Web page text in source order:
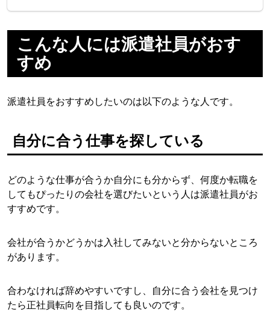
こんな人には派遣社員がおす
すめ
派遣社員をおすすめしたいのは以下のような人です。
自分に合う仕事を探している
どのような仕事が合うか自分にも分からず、何度か転職を
してもぴったりの会社を選びたいという人は派遣社員がお
すすめです。
会社が合うかどうかは入社してみないと分からないところ
があります。
合わなければ辞めやすいですし、自分に合う会社を見つけ
たら正社員転向を目指しても良いのです。